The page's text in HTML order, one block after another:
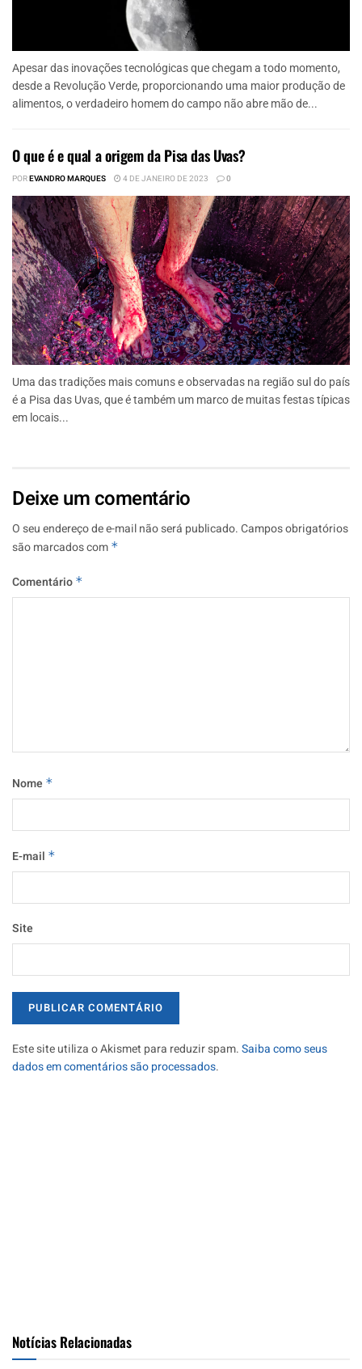
Apesar das inovações tecnológicas que chegam a todo momento,
desde a Revolução Verde, proporcionando uma maior produção de
alimentos, o verdadeiro homem do campo não abre mão de...
O que é e qual a origem da Pisa das Uvas?
POREVANDRO MARQUES 4 DE JANEIRO DE 2023 0
Uma das tradições mais comuns e observadas na região sul do país
é a Pisa das Uvas, que é também um marco de muitas festas típicas
em locais...
Deixe um comentário
O seu endereço de e-mail não será publicado.Campos obrigatórios
são marcados com *
Comentário *
Nome *
E-mail *
Site
Este site utiliza o Akismet para reduzir spam.Saiba como seus
dados em comentários são processados.
Notícias Relacionadas